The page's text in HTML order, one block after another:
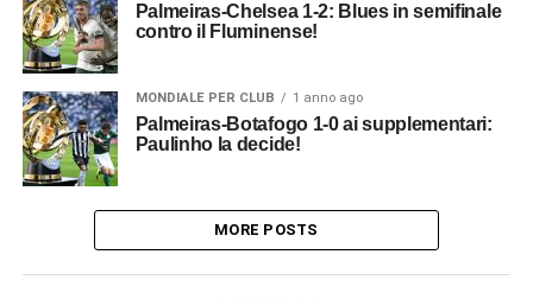
Palmeiras-Chelsea 1-2: Blues in semifinale
contro il Fluminense!
MONDIALE PER CLUB 1 anno ago
Palmeiras-Botafogo 1-0 ai supplementari:
Paulinho la decide!
MORE POSTS